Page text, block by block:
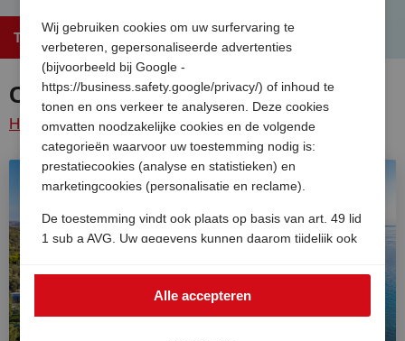
Terug naar het overzicht
Camping Strasko
Home / Kroatie / Eiland
pag
Novalja / Camping
strasko
Wij gebruiken cookies om uw surfervaring te
verbeteren, gepersonaliseerde advertenties
(bijvoorbeeld bij Google -
https://business.safety.google/privacy/) of inhoud te
tonen en ons verkeer te analyseren. Deze cookies
omvatten noodzakelijke cookies en de volgende
categorieën waarvoor uw toestemming nodig is:
prestatiecookies (analyse en statistieken) en
marketingcookies (personalisatie en reclame).
De toestemming vindt ook plaats op basis van art. 49 lid
1 sub a AVG. Uw gegevens kunnen daarom tijdelijk ook
In dat geval kan het hoge Europese niveau van
gegevensbescherming niet volledig worden
gegarandeerd en bestaat het risico dat Amerikaanse
Alle accepteren